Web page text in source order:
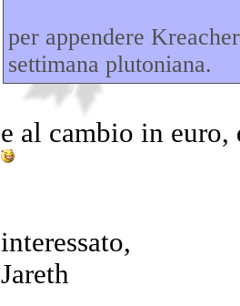
per appendere
settimana plutoniana.
e al cambio in euro,
interessato,
Jareth